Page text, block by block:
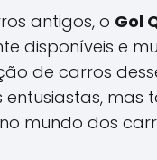
antigos, o Gol
disponíveis e
de carros
mundo dos